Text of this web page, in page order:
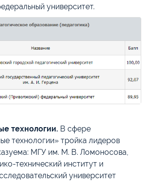
университет.
технологии. В сфере
технологии» тройка лидеров
МГУ им. М. В. Ломоносова,
технический институт и
университет